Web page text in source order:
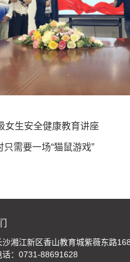
女生安全健康教育讲座
需要一场“猫鼠游戏”
沙湘江新区香山教育城紫薇东路
话：0731-88691628